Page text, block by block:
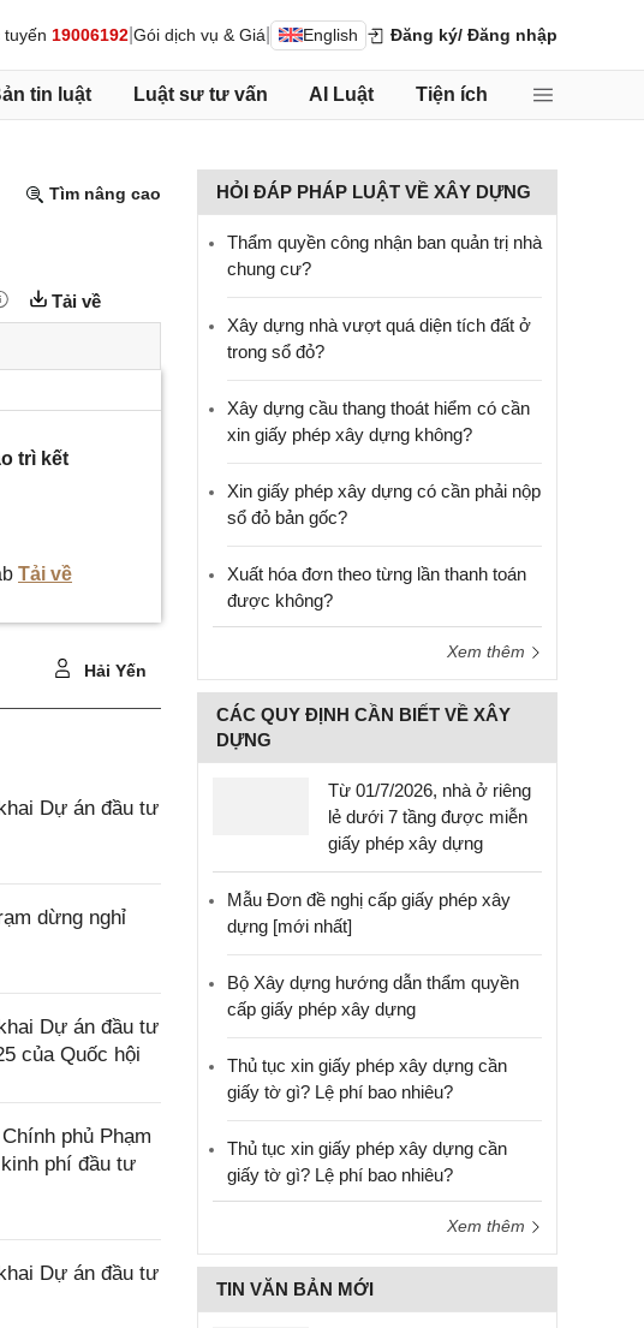
19006192 Gói dịch vụ & Giá English Đăng ký/ Đăng nhập
tin luật Luật sư tư vấn AI Luật Tiện ích
Tìm nâng cao
Tải về
trì kết
Tải về
Hải Yến
Dự án đầu tư
dừng nghỉ
Dự án đầu tư
của Quốc hội
phủ Phạm
phí đầu tư
Dự án đầu tư
HỎI ĐÁP PHÁP LUẬT VỀ XÂY DỰNG
Thẩm quyền công nhận ban quản trị nhà
chung cư?
Xây dựng nhà vượt quá diện tích đất ở
trong sổ đỏ?
Xây dựng cầu thang thoát hiểm có cần
xin giấy phép xây dựng không?
Xin giấy phép xây dựng có cần phải nộp
sổ đỏ bản gốc?
Xuất hóa đơn theo từng lần thanh toán
được không?
Xem thêm
CÁC QUY ĐỊNH CẦN BIẾT VỀ XÂY
DỰNG
Từ 01/7/2026, nhà ở riêng
lẻ dưới 7 tầng được miễn
giấy phép xây dựng
Mẫu Đơn đề nghị cấp giấy phép xây
dựng [mới nhất]
Bộ Xây dựng hướng dẫn thẩm quyền
cấp giấy phép xây dựng
Thủ tục xin giấy phép xây dựng cần
giấy tờ gì? Lệ phí bao nhiêu?
Thủ tục xin giấy phép xây dựng cần
giấy tờ gì? Lệ phí bao nhiêu?
Xem thêm
TIN VĂN BẢN MỚI